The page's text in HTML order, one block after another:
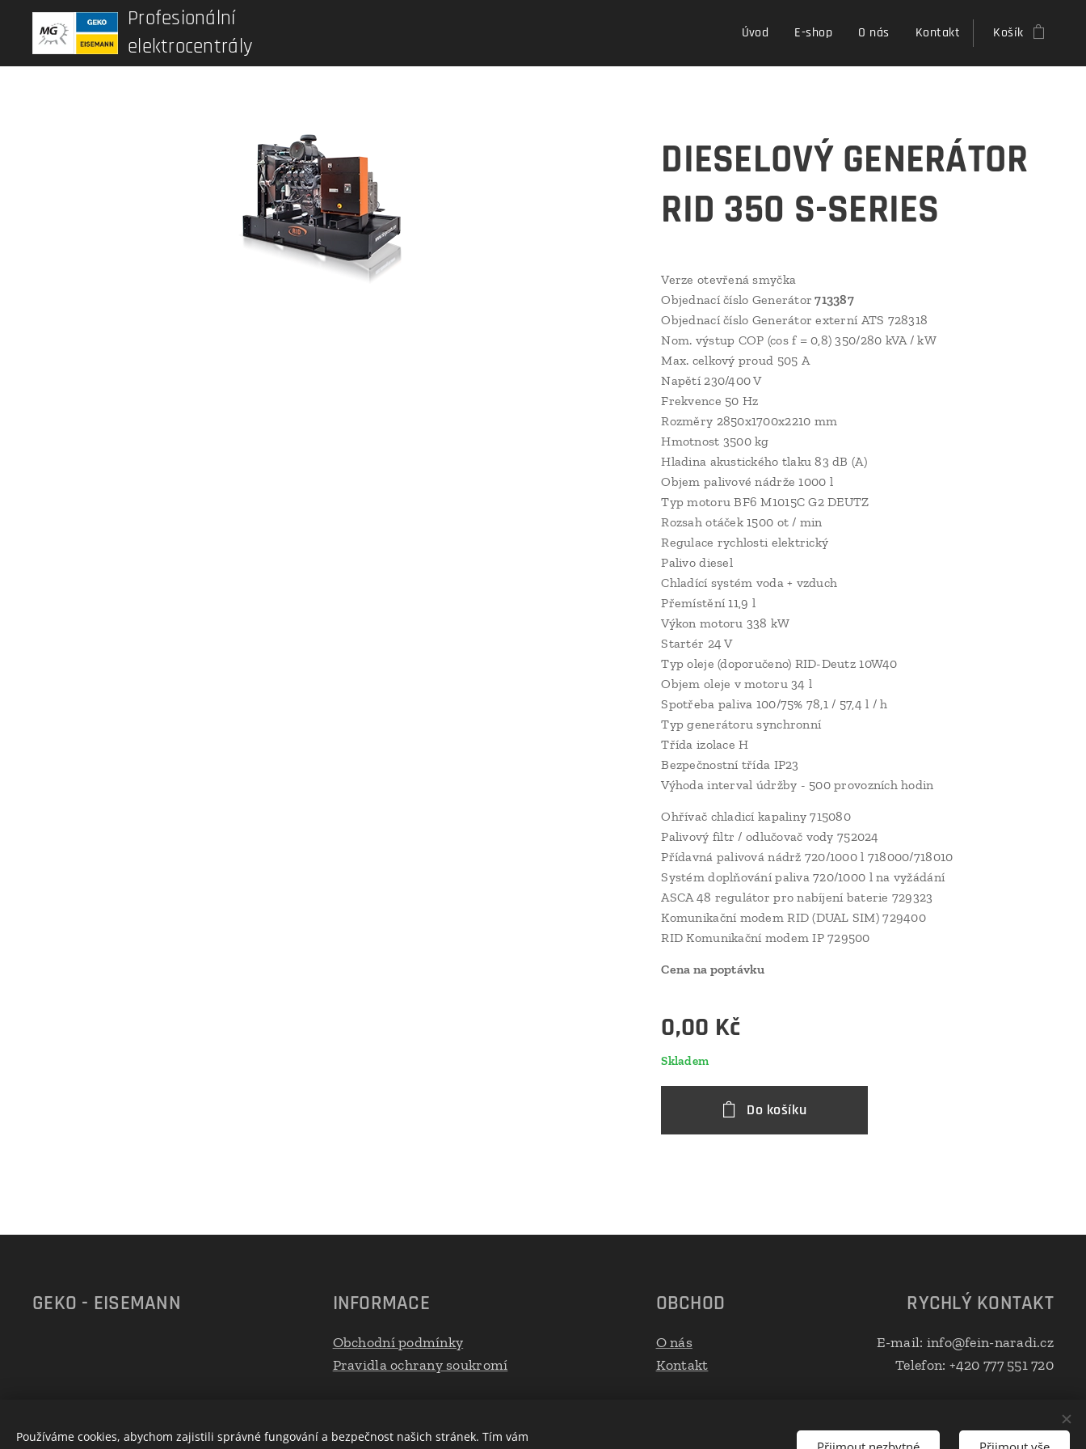
Profesionální
elektrocentrály
Úvod E-shop O nás Kontakt Košík
DIESELOVÝ GENERÁTOR
RID 350 S-SERIES
Verze otevřená smyčka
Objednací číslo Generátor 713387
Objednací číslo Generátor externí ATS 728318
Nom. výstup COP (cos f = 0,8) 350/280 kVA / kW
Max. celkový proud 505 A
Napětí 230/400 V
Frekvence 50 Hz
Rozměry 2850x1700x2210 mm
Hmotnost 3500 kg
Hladina akustického tlaku 83 dB (A)
Objem palivové nádrže 1000 l
Typ motoru BF6 M1015C G2 DEUTZ
Rozsah otáček 1500 ot / min
Regulace rychlosti elektrický
Palivo diesel
Chladící systém voda + vzduch
Přemístění 11,9 l
Výkon motoru 338 kW
Startér 24 V
Typ oleje (doporučeno) RID-Deutz 10W40
Objem oleje v motoru 34 l
Spotřeba paliva 100/75% 78,1 / 57,4 l / h
Typ generátoru synchronní
Třída izolace H
Bezpečnostní třída IP23
Výhoda interval údržby - 500 provozních hodin
Ohřívač chladicí kapaliny 715080
Palivový filtr / odlučovač vody 752024
Přídavná palivová nádrž 720/1000 l 718000/718010
Systém doplňování paliva 720/1000 l na vyžádání
ASCA 48 regulátor pro nabíjení baterie 729323
Komunikační modem RID (DUAL SIM) 729400
RID Komunikační modem IP 729500
Cena na poptávku
0,00 Kč
Skladem
Do košíku
GEKO - EISEMANN INFORMACE
Obchodní podmínky
Pravidla ochrany soukromí
OBCHOD
O nás
Kontakt
RYCHLÝ KONTAKT
E-mail: info@fein-naradi.cz
Telefon: +420 777 551 720
Používáme cookies, abychom zajistili správné fungování a bezpečnost našich stránek. Tím vám